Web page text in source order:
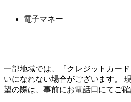
電子マネー
一部地域では、「クレジットカー
いになれない場合がございます。
望の際は、事前にお電話口にてご確